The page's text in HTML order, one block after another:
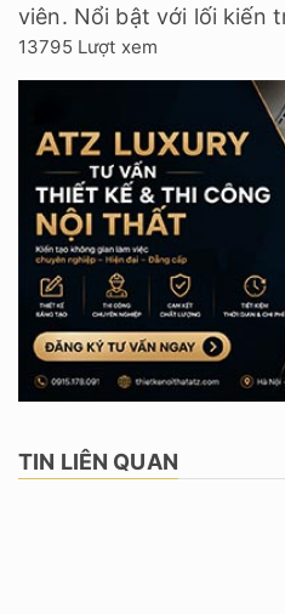
viên. Nổi bật với lối kiến
13795 Lượt xem
TIN LIÊN QUAN